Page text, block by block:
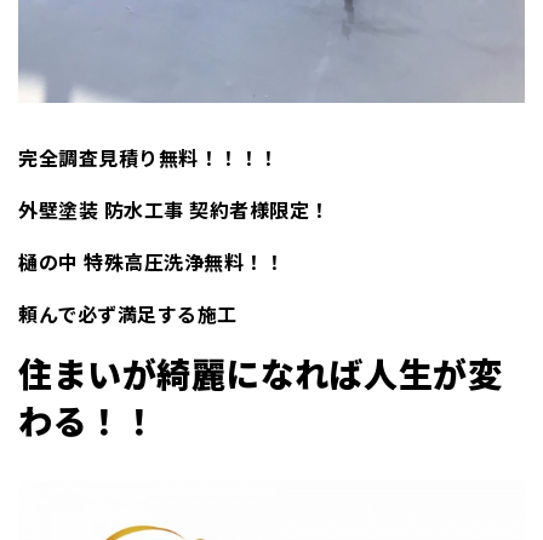
完全調査見積り無料！！！！
外壁塗装 防水工事 契約者様限定！
樋の中 特殊高圧洗浄無料！！
頼んで必ず満足する施工
住まいが綺麗になれば人生が変
わる！！